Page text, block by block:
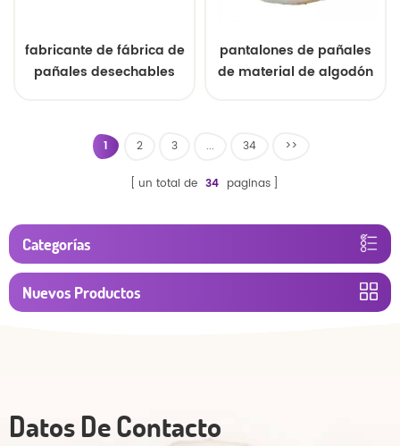
fabricante de fábrica de
pañales desechables
pantalones de pañales
de material de algodón
1 2 3 ... 34 >>
un total de 34 paginas
Categorías
Nuevos Productos
Datos De Contacto